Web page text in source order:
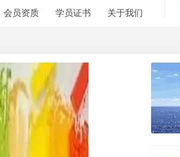
会员资质
学员证书 关于我们